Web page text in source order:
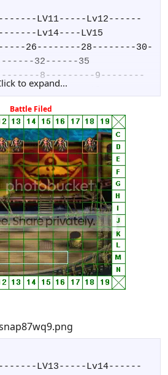
LV11-----Lv12------
Lv14----LV15
26--------28--------30-
32------35
8---------9--------
11------12
10--------11-------
13------15
11--------11-------
13------15
7----------8--------
9-------10
4----------5---------6-
6-------6
3----------3--------
4--------4
Move: 4
Harpy Bow-Iron Bow-Iron
Bow-Silver Bow
to expand...
Battle Filed
LV13-----Lv14------